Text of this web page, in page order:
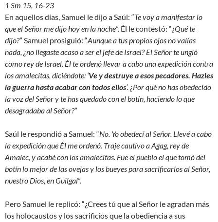
1 Sm 15, 16-23
En aquellos días, Samuel le dijo a Saúl: “Te voy a manifestar lo
que el Señor me dijo hoy en la noche”. Él le contestó: “¿Qué te
dijo?” Samuel prosiguió: “Aunque a tus propios ojos no valías
nada, ¿no llegaste acaso a ser el jefe de Israel? El Señor te ungió
como rey de Israel. Él te ordenó llevar a cabo una expedición contra
los amalecitas, diciéndote: ‘Ve y destruye a esos pecadores. Hazles
la guerra hasta acabar con todos ellos’. ¿Por qué no has obedecido
la voz del Señor y te has quedado con el botín, haciendo lo que
desagradaba al Señor?”
Saúl le respondió a Samuel: “No. Yo obedecí al Señor. Llevé a cabo
la expedición que Él me ordenó. Traje cautivo a Agag, rey de
Amalec, y acabé con los amalecitas. Fue el pueblo el que tomó del
botín lo mejor de las ovejas y los bueyes para sacrificarlos al Señor,
nuestro Dios, en Guilgal”.
Pero Samuel le replicó: “¿Crees tú que al Señor le agradan más
los holocaustos y los sacrificios que la obediencia a sus